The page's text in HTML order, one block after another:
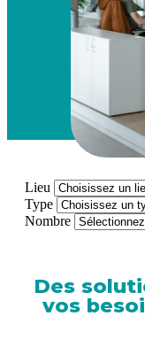
Lieu
Type
Nombre
Des
vos